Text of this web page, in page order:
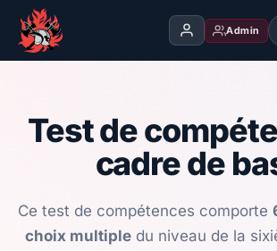
Admin
Test de
cadre de
Ce test de compétences comporte
choix multipledu niveau de la